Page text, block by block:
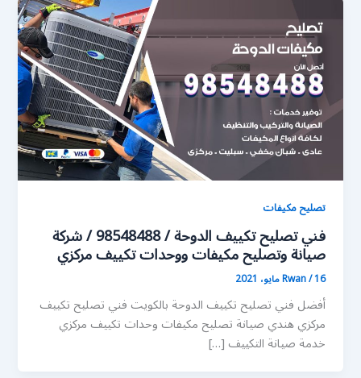
تصليح مكيفات
فني تصليح تكييف الدوحة / 98548488 / شركة
صيانة وتصليح مكيفات ووحدات تكييف مركزي
Rwan/16 مايو، 2021
أفضل فني تصليح تكييف الدوحة بالكويت فني تصليح تكييف
مركزي هندي صيانة تصليح مكيفات وحدات تكييف مركزي
خدمة صيانة التكييف […]